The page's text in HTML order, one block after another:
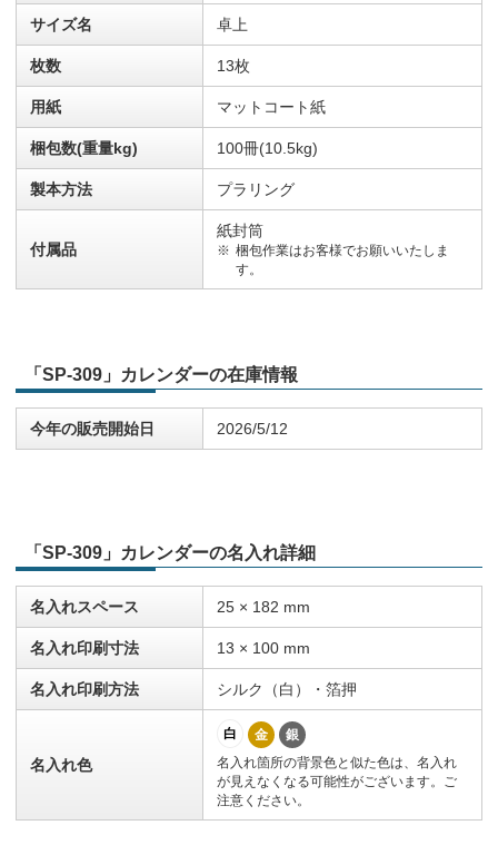
サイズ名 卓上
枚数 13枚
用紙 マットコート紙
梱包数(重量kg) 100冊(10.5kg)
製本方法 プラリング
付属品
紙封筒
梱包作業はお客様でお願いいたしま
す。
「SP-309」カレンダーの在庫情報
今年の販売開始日 2026/5/12
「SP-309」カレンダーの名入れ詳細
名入れスペース 25 × 182 mm
名入れ印刷寸法 13 × 100 mm
名入れ印刷方法 シルク（白）・箔押
名入れ色
白 金
銀
名入れ箇所の背景色と似た色は、名入れ
が見えなくなる可能性がございます。ご
注意ください。